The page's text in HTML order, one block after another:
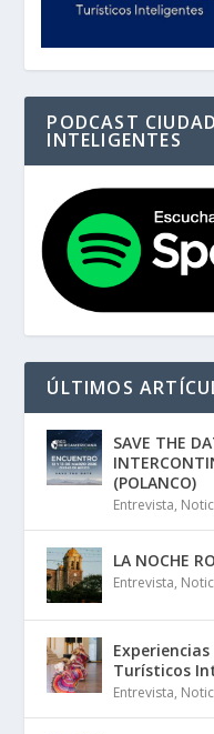
PODCAST
INTELIGENTES
ÚLTIMOS
SAVE THE
(POLANCO)
Entrevista,
LA NOCHE
Entrevista,
Turísticos
Entrevista,